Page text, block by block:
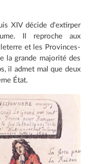
XIV décide d'extirper
Il reproche aux
et les Provinces-
la grande majorité des
il admet mal que deux
État.